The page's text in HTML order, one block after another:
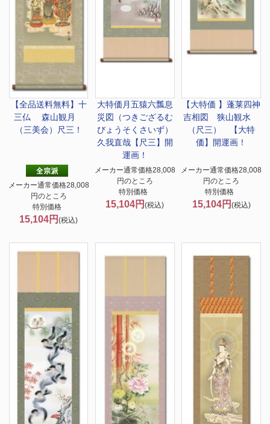
【全品送料無料】 十
三仏 森山観月
（三美会）尺三！
メーカー通常価格28,008
円のところ
特別価格
15,104円(税込)
大特価 月五猿六瓢息
災図（つきござるむ
びょうそくさいず）
久我直哉【尺三】開
運画！
メーカー通常価格28,008
円のところ
特別価格
15,104円(税込)
【大特価 】蓬莱四神
吉相図 狭山観水
（尺三） 【大特
価】開運画！
メーカー通常価格28,008
円のところ
特別価格
15,104円 (税込)